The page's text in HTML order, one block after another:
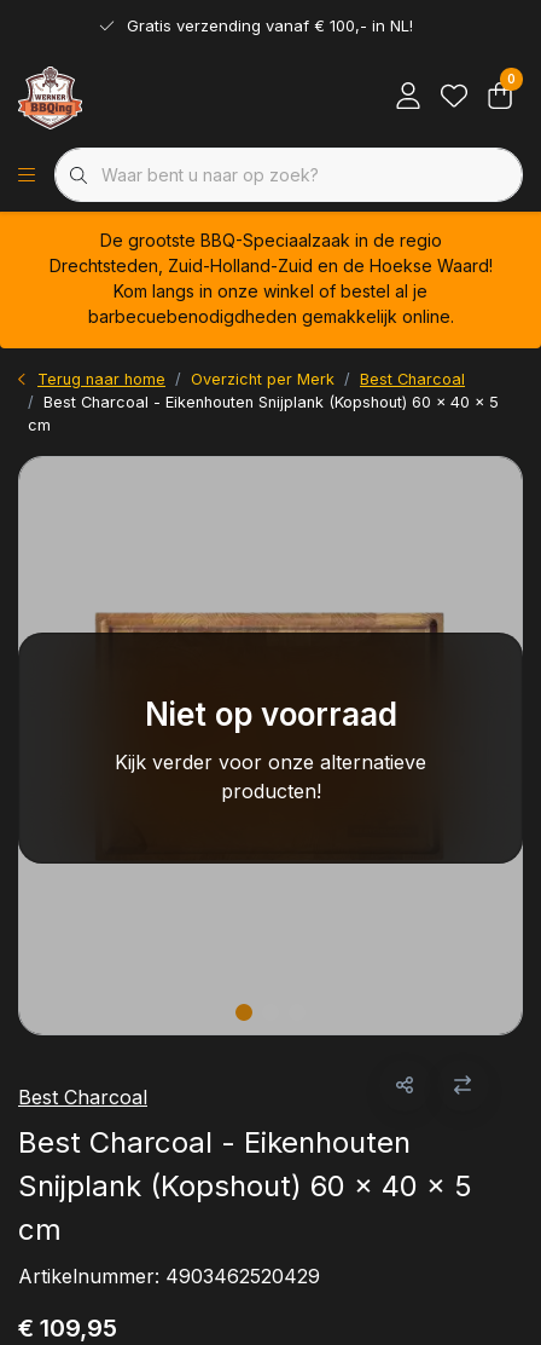
Gratis verzending vanaf € 100,- in NL!
0
De grootste BBQ-Speciaalzaak in de regio
Drechtsteden, Zuid-Holland-Zuid en de Hoekse Waard!
Kom langs in onze winkel of bestel al je
barbecuebenodigdheden gemakkelijk online.
Terug naar home Overzicht per Merk
Best Charcoal
Best Charcoal - Eikenhouten Snijplank (Kopshout) 60 x 40 x 5
cm
Niet op voorraad
Kijk verder voor onze alternatieve
producten!
Best Charcoal
Best Charcoal - Eikenhouten
Snijplank (Kopshout) 60 x 40 x 5
cm
Artikelnummer: 4903462520429
€ 109,95